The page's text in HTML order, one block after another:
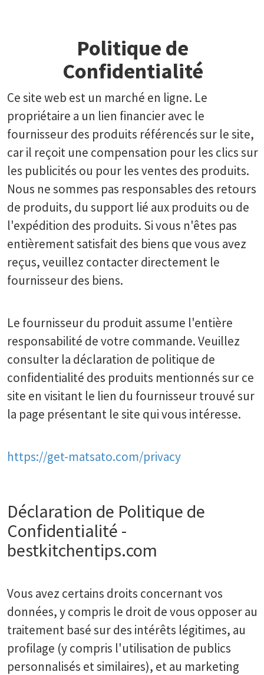
Politique de
Confidentialité
Ce site web est un marché en ligne. Le
propriétaire a un lien financier avec le
fournisseur des produits référencés sur le site,
car il reçoit une compensation pour les clics sur
les publicités ou pour les ventes des produits.
Nous ne sommes pas responsables des retours
de produits, du support lié aux produits ou de
l'expédition des produits. Si vous n'êtes pas
entièrement satisfait des biens que vous avez
reçus, veuillez contacter directement le
fournisseur des biens.
Le fournisseur du produit assume l'entière
responsabilité de votre commande. Veuillez
consulter la déclaration de politique de
confidentialité des produits mentionnés sur ce
site en visitant le lien du fournisseur trouvé sur
la page présentant le site qui vous intéresse.
https://get-matsato.com/privacy
Déclaration de Politique de
Confidentialité -
bestkitchentips.com
Vous avez certains droits concernant vos
données, y compris le droit de vous opposer au
traitement basé sur des intérêts légitimes, au
profilage (y compris l'utilisation de publics
personnalisés et similaires), et au marketing